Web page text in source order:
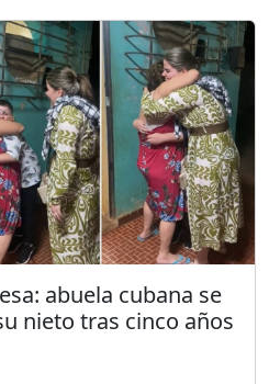
abuela cubana se
nieto tras cinco años